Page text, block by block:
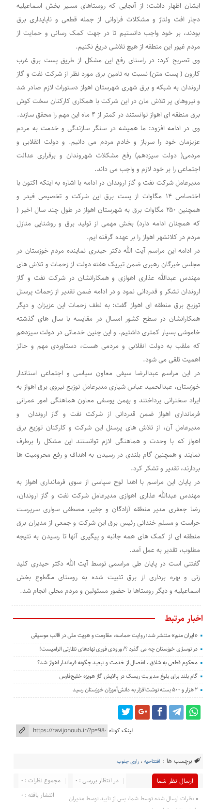
ایشان اظهار داشت: از آنجایی که روستاهای مسیر بخش اسماعیلیه
دچار افت ولتاژ و مشکلات فراوانی از جمله قطعی و ناپایداری برق
بودند، بر خود واجب دانستیم تا در جهت کمک رسانی و حمایت از
مردم غیور این منطقه از هیچ تلاشی دریغ نکنیم.
وی تصریح کرد: در راستای رفع این مشکل از طریق پست برق غرب
کارون ( پست متن) نسبت به تامین برق مورد نظر از شرکت نفت و گاز
اروندان به شبکه و برق شهری شهرستان اهواز دستورات لازم صادر شد
و نیروهای پر تلاش مان در این شرکت با همکاری کارکنان سخت کوش
برق منطقه ای اهواز توانستند در کمتر از ۴ ماه این مهم را محقق سازند.
وی در ادامه افزود: ما همیشه در سنگر سازندگی و خدمت به مردم
عزیزمان خود را سرباز و خادم مردم می دانیم. و دولت انقلابی و
مردمی( دولت سیزدهم) رفع مشکلات شهروندان و برقراری عدالت
اجتماعی را بر خود لازم و واجب می داند.
مدیرعامل شرکت نفت و گاز اروندان در ادامه با اشاره به اینکه اکنون با
اختصاص ۱۴ مگاوات از پست برق این شرکت و تخصیص فیدر و
همچنین ۲۵۰ مگاوات برق به شهرستان اهواز در طول چند سال اخیر (
که همچنان ادامه دارد) بخش مهمی از تولید برق و روشنایی منازل
مردم در کلانشهر اهواز را بر عهده گرفته ایم.
در ادامه این مراسم آیت الله دکتر حیدری نماینده مردم خوزستان در
مجلس خبرگان رهبری ضمن تبریک هفته دولت از زحمات و تلاش های
مهندس عبدالله عذاری اهوازی و همکارانشان در شرکت نفت و گاز
اروندان تشکر و قدردانی نمود و در ادامه ضمن تقدیر از زحمات پرسنل
توزیع برق منطقه ای اهواز گفت: به لطف زحمات این عزیزان و دیگر
همکارانشان در سطح کشور امسال در مقایسه با سال های گذشته
خاموشی بسیار کمتری داشتیم. و این چنین خدماتی در دولت سیزدهم
که ملقب به دولت انقلابی و مردمی هست، دستاوردی مهم و حائز
اهمیت تلقی می شود.
در این مراسم عبدالرضا سیفی معاون سیاسی و اجتماعی استاندار
خوزستان، عبدالحمید عباس شیاری مدیرعامل توزیع نیروی برق اهواز به
ایراد سخنرانی پرداختند و بهمن یوسفی معاون هماهنگی امور عمرانی
فرمانداری اهواز ضمن قدردانی از شرکت نفت و گاز اروندان و
مدیرعامل آن، از تلاش های پرسنل این شرکت و کارکنان توزیع برق
اهواز که با وحدت و هماهنگی لازم توانستند این مشکل را برطرف
نمایند و همچنین گام بلندی در رسیدن به اهداف و رفع محرومیت ها
بردارند، تقدیر و تشکر کرد.
در پایان این مراسم با اهدا لوح سپاسی از سوی فرمانداری اهواز به
مهندس عبدالله عذاری اهوازی مدیرعامل شرکت نفت و گاز اروندان،
رضا جعفری مدیر منطقه آزادگان و جفیر، مصطفی سواری سرپرست
حراست و مسلم خندانی رئیس برق این شرکت و جمعی از مدیران برق
منطقه ای از کمک های همه جانبه و پیگیری آنها تا رسیدن به نتیجه
مطلوب، تقدیر به عمل آمد.
گفتنی است در پایان طی مراسمی توسط آیت الله دکتر حیدری کلید
زنی و بهره برداری از برق تثبیت شده به روستای مگطوع بخش
اسماعیلیه و دیگر روستاها با حضور مسئولین و مردم محلی انجام شد.
اخبار مرتبط
«ایران منم» منتشر شد؛ روایت حماسه، مقاومت و هویت ملی در قالب موسیقی
در نوسازی خوزستان چه می گذرد ؟/ ورودی فوری نهادهای نظارتی الزامیست!
محکوم قطعی به شلاق ، انفصال از خدمت و تبعید چگونه فرماندار اهواز شد؟
گام بلند برای بلوغ مدیریت ریسک در پالایش گاز هویزه خلیج‌فارس
۲ هزار و ۵۰۰ بسته نوشت‌افزار به دانش‌آموزان خوزستان رسید
لینک کوتاه
برچسب ها : افتتاحيه ،راوی جنوب
ارسال نظر شما مجموع نظرات : 0
در انتظار بررسی : 0
انتشار یافته : 0
نظرات ارسال شده توسط شما، پس از تایید توسط مدیران